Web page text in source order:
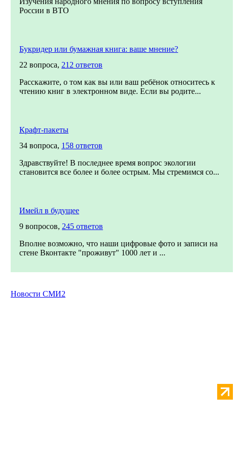
России в ВТО
Букридер или бумажная книга: ваше мнение?
22 вопроса, 212 ответов
Расскажите, о том как вы или ваш ребёнок относитесь к
чтению книг в электронном виде. Если вы родите...
Крафт-пакеты
34 вопроса, 158 ответов
Здравствуйте! В последнее время вопрос экологии
становится все более и более острым. Мы стремимся со...
Имейл в будущее
9 вопросов, 245 ответов
Вполне возможно, что наши цифровые фото и записи на
стене Вконтакте "проживут" 1000 лет и ...
Новости СМИ2